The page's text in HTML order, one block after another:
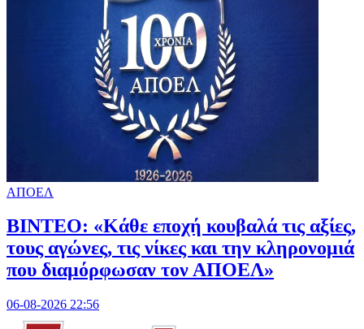
ΑΠΟΕΛ
ΒΙΝΤΕΟ: «Κάθε εποχή κουβαλά τις αξίες,
τους αγώνες, τις νίκες και την κληρονομιά
που διαμόρφωσαν τον ΑΠΟΕΛ»
06-08-2026 22:56